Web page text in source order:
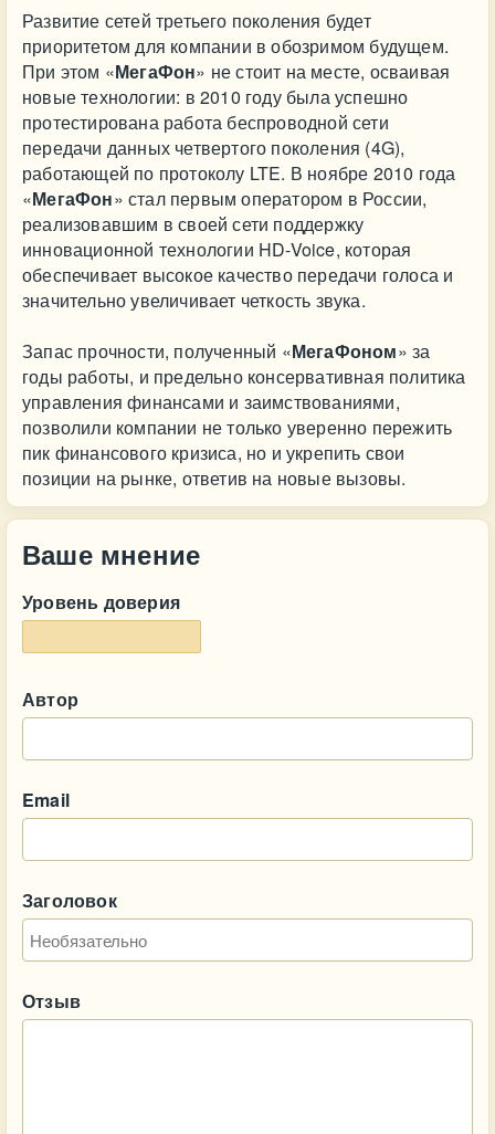
Развитие сетей третьего поколения будет
приоритетом для компании в обозримом будущем.
При этом «МегаФон» не стоит на месте, осваивая
новые технологии: в 2010 году была успешно
протестирована работа беспроводной сети
передачи данных четвертого поколения (4G),
работающей по протоколу LTE. В ноябре 2010 года
«МегаФон» стал первым оператором в России,
реализовавшим в своей сети поддержку
инновационной технологии HD-Voice, которая
обеспечивает высокое качество передачи голоса и
значительно увеличивает четкость звука.
Запас прочности, полученный «МегаФоном» за
годы работы, и предельно консервативная политика
управления финансами и заимствованиями,
позволили компании не только уверенно пережить
пик финансового кризиса, но и укрепить свои
позиции на рынке, ответив на новые вызовы.
Ваше мнение
Уровень доверия
Автор
Email
Заголовок
Отзыв